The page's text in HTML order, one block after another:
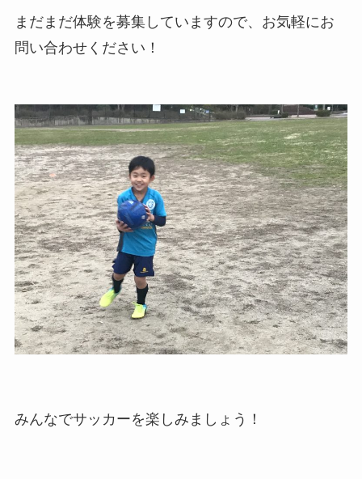
まだまだ体験を募集していますので、お気軽にお
問い合わせください！
みんなでサッカーを楽しみましょう！